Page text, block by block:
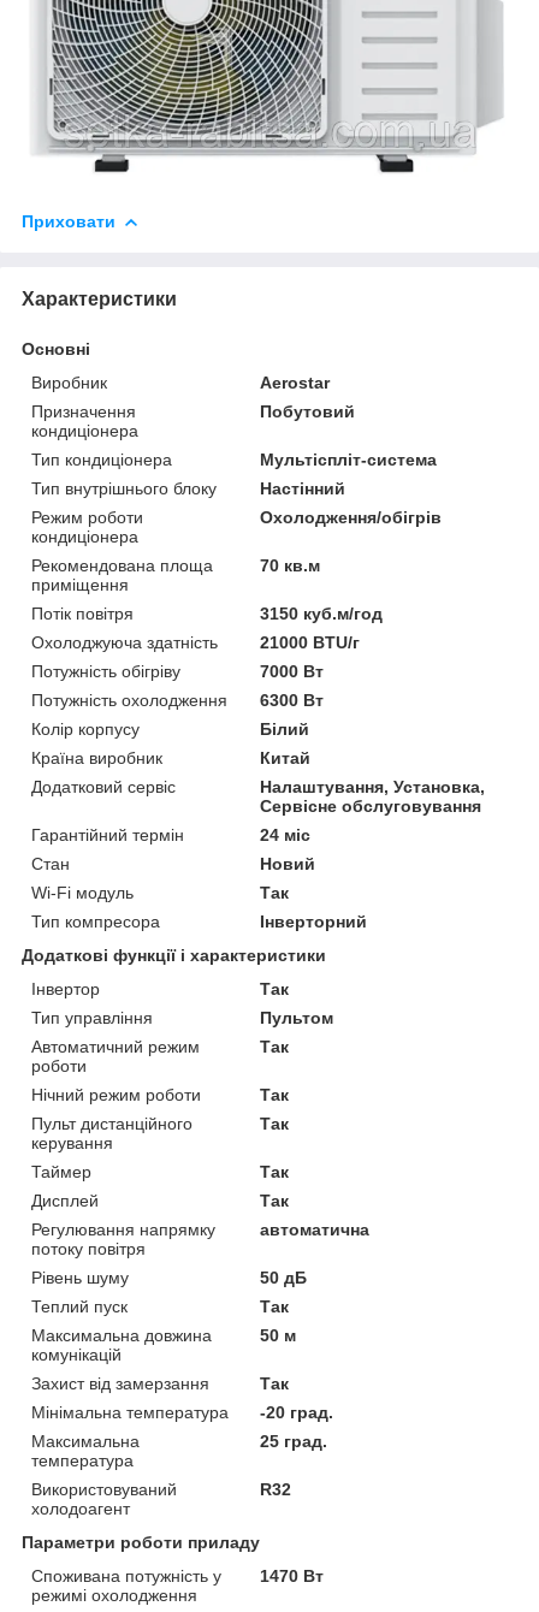
Приховати
Характеристики
Основні
Виробник
Aerostar
Призначення
кондиціонера
Побутовий
Тип кондиціонера
Мультіспліт-система
Тип внутрішнього блоку
Настінний
Режим роботи
кондиціонера
Охолодження/обігрів
Рекомендована площа
приміщення
70 кв.м
Потік повітря
3150 куб.м/год
Охолоджуюча здатність
21000 BTU/г
Потужність обігріву
7000 Вт
Потужність охолодження
6300 Вт
Колір корпусу
Білий
Країна виробник
Китай
Додатковий сервіс
Налаштування, Установка,
Сервісне обслуговування
Гарантійний термін
24 міс
Стан
Новий
Wi-Fi модуль
Так
Тип компресора
Інверторний
Додаткові функції і характеристики
Інвертор
Так
Тип управління
Пультом
Автоматичний режим
роботи
Так
Нічний режим роботи
Так
Пульт дистанційного
керування
Так
Таймер
Так
Дисплей
Так
Регулювання напрямку
потоку повітря
автоматична
Рівень шуму
50 дБ
Теплий пуск
Так
Максимальна довжина
комунікацій
50 м
Захист від замерзання
Так
Мінімальна температура
-20 град.
Максимальна
температура
25 град.
Використовуваний
холодоагент
R32
Параметри роботи приладу
Споживана потужність у
режимі охолодження
1470 Вт